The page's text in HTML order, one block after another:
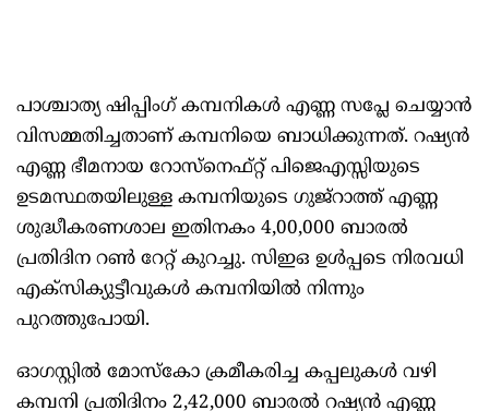
പാശ്ചാത്യ ഷിപ്പിംഗ് കമ്പനികള്‍ എണ്ണ സപ്ലേ ചെയ്യാന്‍
വിസമ്മതിച്ചതാണ് കമ്പനിയെ ബാധിക്കുന്നത്. റഷ്യന്‍
എണ്ണ ഭീമനായ റോസ്‌നെഫ്റ്റ് പിജെഎസ്സിയുടെ
ഉടമസ്ഥതയിലുള്ള കമ്പനിയുടെ ഗുജ്‌റാത്ത് എണ്ണ
ശുദ്ധീകരണശാല ഇതിനകം 4,00,000 ബാരല്‍
പ്രതിദിന റണ്‍ റേറ്റ് കുറച്ചു. സിഇഒ ഉള്‍പ്പടെ നിരവധി
എക്‌സിക്യുട്ടീവുകള്‍ കമ്പനിയില്‍ നിന്നും
പുറത്തുപോയി.
ഓഗസ്റ്റില്‍ മോസ്‌കോ ക്രമീകരിച്ച കപ്പലുകള്‍ വഴി
കമ്പനി പ്രതിദിനം 2,42,000 ബാരല്‍ റഷ്യന്‍ എണ്ണ